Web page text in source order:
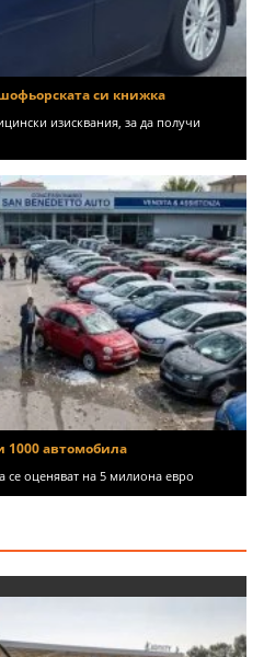
си книжка
изисквания, за да получи
1000 автомобила
се оценяват на 5 милиона евро